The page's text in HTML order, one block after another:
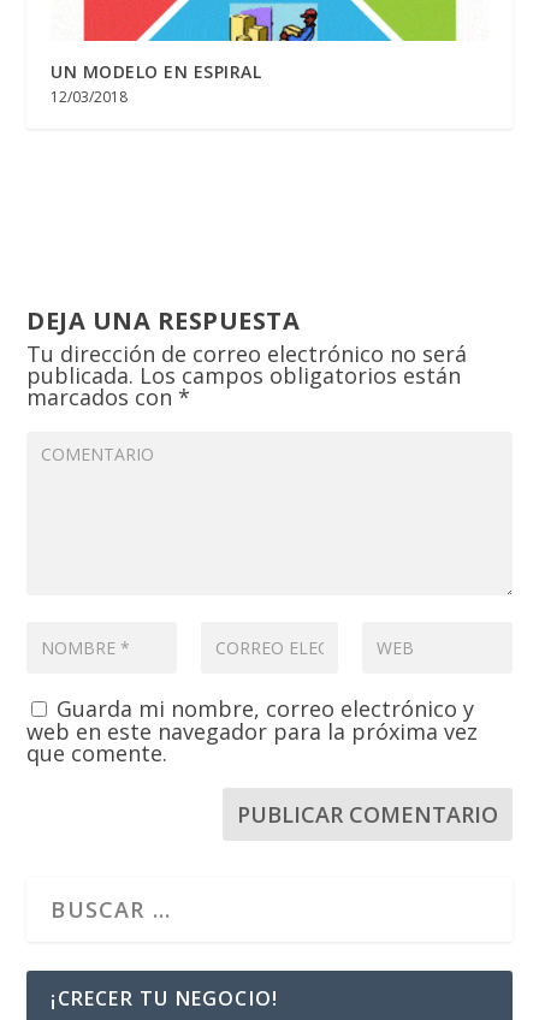
UN MODELO EN ESPIRAL
12/03/2018
DEJA UNA RESPUESTA
Tu dirección de correo electrónico no será
publicada. Los campos obligatorios están
marcados con*
Guarda mi nombre, correo electrónico y
web en este navegador para la próxima vez
que comente.
¡CRECER TU NEGOCIO!